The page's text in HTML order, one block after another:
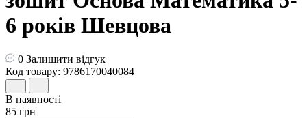
6 років Шевцова
0 Залишити відгук
Код товару: 9786170040084
В наявності
85 грн